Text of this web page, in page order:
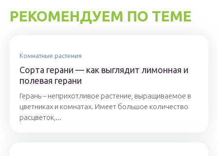
РЕКОМЕНДУЕМ ПО ТЕМЕ
Комнатные растения
Сорта герани — как выглядит лимонная и
полевая герани
Герань – неприхотливое растение, выращиваемое в
цветниках и комнатах. Имеет большое количество
расцветок,...